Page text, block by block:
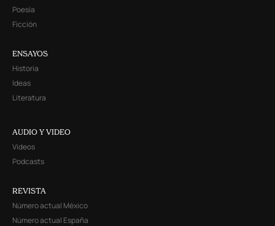
Poesía
Ficción
ENSAYOS
Historia
Ideas
Literatura
AUDIO Y VIDEO
Videos
Podcasts
REVISTA
Número actual México
Número actual España